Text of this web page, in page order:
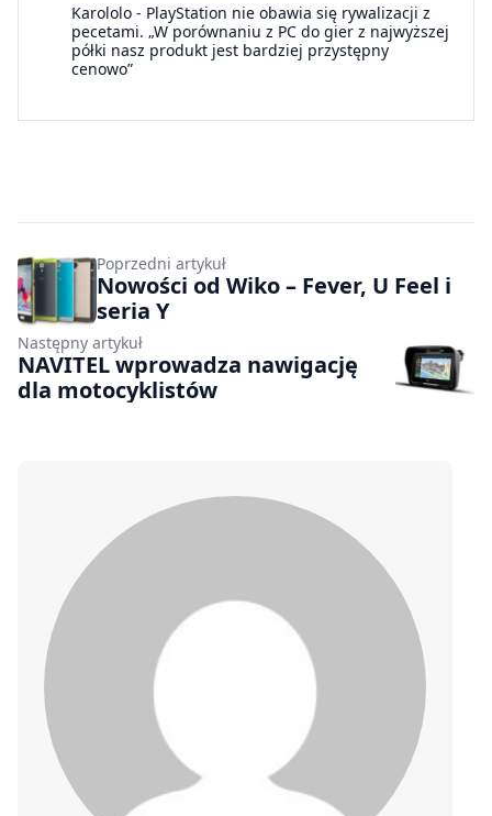
Karololo - PlayStation nie obawia się rywalizacji z
pecetami. „W porównaniu z PC do gier z najwyższej
półki nasz produkt jest bardziej przystępny
cenowo”
Poprzedni artykuł
Nowości od Wiko – Fever, U Feel i
seria Y
Następny artykuł
NAVITEL wprowadza nawigację
dla motocyklistów